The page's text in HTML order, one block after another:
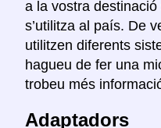
a la vostra
s’utilitza al país. De
utilitzen diferents
hagueu de fer una
trobeu més
Adaptadors